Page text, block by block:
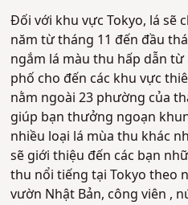
Đối với khu vực Tokyo, lá sẽ
năm từ tháng 11 đến đầu
ngắm lá màu thu hấp dẫn
phố cho đến các khu vực
nằm ngoài 23 phường của
giúp bạn thưởng ngoạn
nhiều loại lá mùa thu khác
sẽ giới thiệu đến các bạn
thu nổi tiếng tại Tokyo theo
vườn Nhật Bản, công viên ,